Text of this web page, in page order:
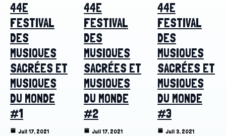
44E
FESTIVAL
DES
MUSIQUES
SACRÉES ET
MUSIQUES
DU MONDE
#1
Juil 17, 2021
44E
FESTIVAL
DES
MUSIQUES
SACRÉES ET
MUSIQUES
DU MONDE
#2
Juil 17, 2021
44E
FESTIVAL
DES
MUSIQUES
SACRÉES ET
MUSIQUES
DU MONDE
#3
Juil 3, 2021